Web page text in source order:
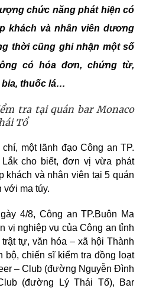
chức năng phát hiện có
khách và nhân viên dương
thời cũng ghi nhận một số
có hóa đơn, chứng từ,
thuốc lá…
tra tại quán bar Monaco
Tổ
một lãnh đạo Công an TP.
cho biết, đơn vị vừa phát
khách và nhân viên tại 5 quán
với ma túy.
4/8, Công an TP.Buôn Ma
vị nghiệp vụ của Công an tỉnh
tự, văn hóa – xã hội Thành
bộ, chiến sĩ kiểm tra đồng loạt
– Club (đường Nguyễn Đình
(đường Lý Thái Tổ), Bar